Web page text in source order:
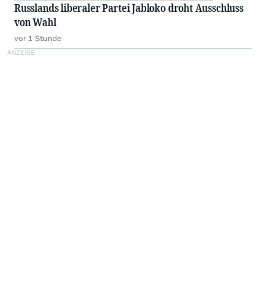
Russlands liberaler Partei Jabloko droht Ausschluss
von Wahl
vor 1 Stunde